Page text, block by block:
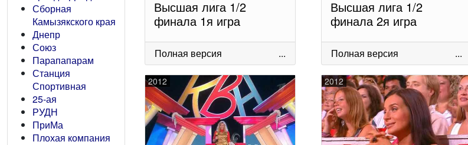
Сборная
Камызякского края
Днепр
Союз
Парапапарам
Станция
Спортивная
25-ая
РУДН
ПриМа
Плохая компания
Высшая лига 1/2
финала 1я игра
Полная версия ...
Высшая лига 1/2
финала 2я игра
Полная версия ...
2012 2012